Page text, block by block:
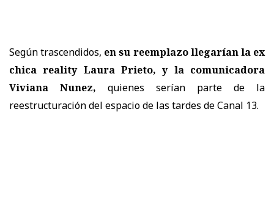
Según trascendidos, en su reemplazo llegarían la ex
chica reality Laura Prieto, y la comunicadora
Viviana Nunez, quienes serían parte de la
reestructuración del espacio de las tardes de Canal 13.